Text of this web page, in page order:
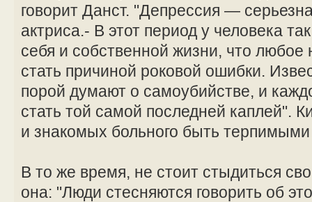
говорит Данст. "Депрессия —
актриса.- В этот период у человека
себя и собственной жизни, что
стать причиной роковой ошибки.
порой думают о самоубийстве, и
стать той самой последней каплей".
и знакомых больного быть
В то же время, не стоит стыдиться
она: "Люди стесняются говорить об